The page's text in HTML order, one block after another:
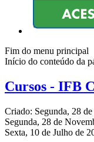
Fim do menu principal
Início do conteúdo da
Cursos - IFB
Criado: Segunda, 28
Segunda, 28 de
Sexta, 10 de Julho de